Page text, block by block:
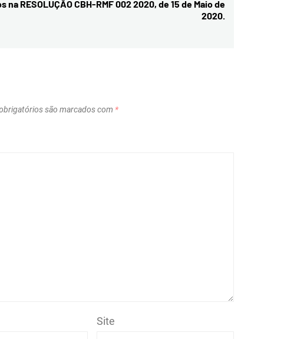
na
Next
post:
RESOLUÇÃO CBH-RMF 002 2020, de 15 de Maio de
2020.
são marcados com *
Site